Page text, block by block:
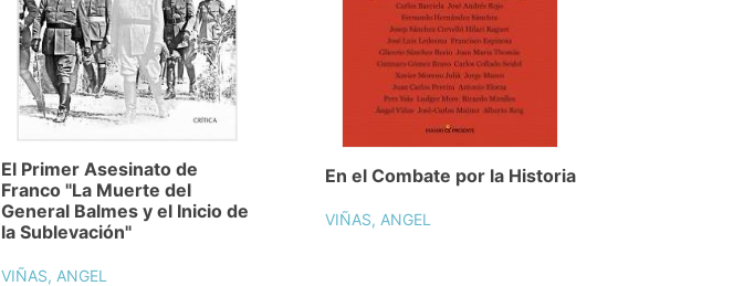
El Primer Asesinato de
Franco "La Muerte del
General Balmes y el Inicio de
la Sublevación"
VIÑAS, ANGEL
En el Combate por la Historia
VIÑAS, ANGEL